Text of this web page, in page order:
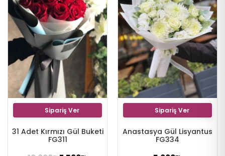
Sipariş Ver
31 Adet Kırmızı Gül Buketi
FG311
Sipariş Ver
Anastasya Gül Lisyantus
FG334